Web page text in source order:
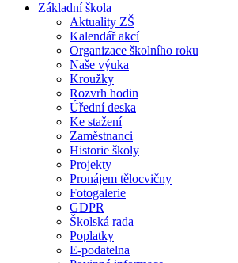
Základní škola
Aktuality ZŠ
Kalendář akcí
Organizace školního roku
Naše výuka
Kroužky
Rozvrh hodin
Úřední deska
Ke stažení
Zaměstnanci
Historie školy
Projekty
Pronájem tělocvičny
Fotogalerie
GDPR
Školská rada
Poplatky
E-podatelna